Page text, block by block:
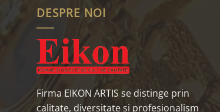
DESPRE NOI
Firma EIKON ARTIS se distinge prin
calitate, diversitate și profesionalism